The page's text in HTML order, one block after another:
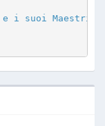
i suoi Maestri